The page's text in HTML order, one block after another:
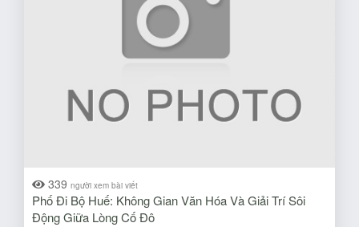
339 người xem bài viết
Phố Đi Bộ Huế: Không Gian Văn Hóa Và Giải Trí Sôi
Động Giữa Lòng Cố Đô